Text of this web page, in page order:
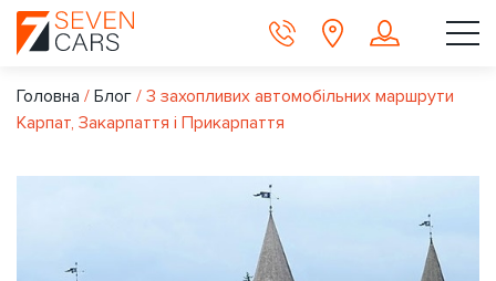
Головна / Блог / 3 захопливих автомобільних маршрути
Карпат, Закарпаття і Прикарпаття